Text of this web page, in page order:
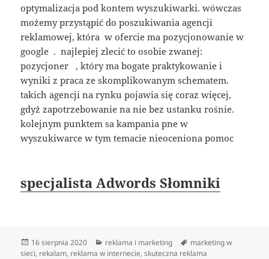
optymalizacja pod kontem wyszukiwarki. wówczas
możemy przystąpić do poszukiwania agencji
reklamowej, która w ofercie ma pozycjonowanie w
google . najlepiej zlecić to osobie zwanej:
pozycjoner , który ma bogate praktykowanie i
wyniki z praca ze skomplikowanym schematem.
takich agencji na rynku pojawia się coraz więcej,
gdyż zapotrzebowanie na nie bez ustanku rośnie.
kolejnym punktem sa kampania pne w
wyszukiwarce w tym temacie nieoceniona pomoc
specjalista Adwords Słomniki
Data
publikacji
16 sierpnia 2020 Kategorie
reklama i marketing Tagi
marketing w
sieci, rekalam, reklama w internecie,skuteczna reklama